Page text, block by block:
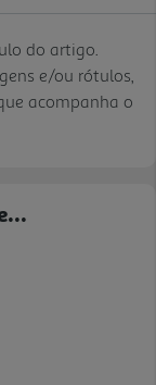
do artigo.
e/ou rótulos,
acompanha o